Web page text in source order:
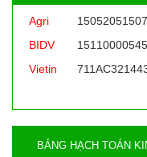
Agri
BIDV
Vietin
BẢNG HẠCH TOÁN